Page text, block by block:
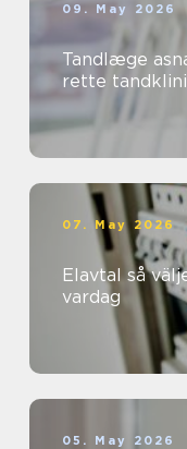
09. May 2026
Tandlæge asnæs sådan vælger
rette
07. May 2026
Elavtal så väljer du rätt avtal för din
vardag
05. May 2026